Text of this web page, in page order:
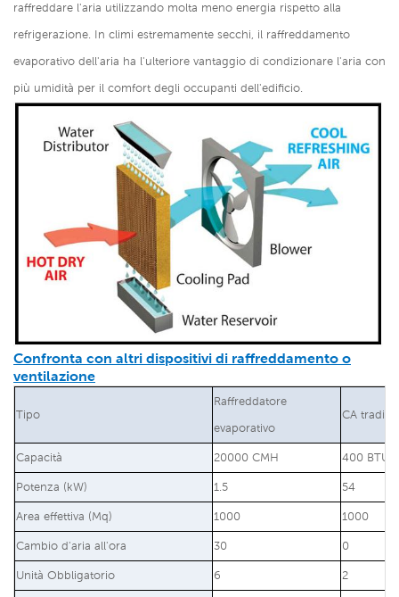
raffreddare l'aria utilizzando molta meno energia rispetto alla
refrigerazione. In climi estremamente secchi, il raffreddamento
evaporativo dell'aria ha l'ulteriore vantaggio di condizionare l'aria con
più umidità per il comfort degli occupanti dell'edificio.
Confronta con altri dispositivi di raffreddamento o
ventilazione
Tipo
Raffreddatore
evaporativo
CA
Capacità 20000 CMH 400 BTU/
Potenza (kW) 1.5 54
Area effettiva (Mq) 1000 1000
Cambio d'aria all'ora 30 0
Unità Obbligatorio 6 2